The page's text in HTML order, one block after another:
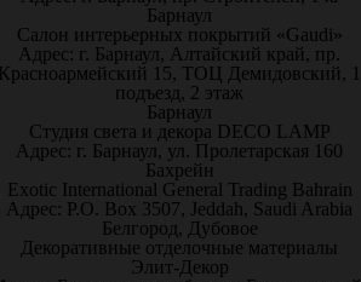
Барнаул
Салон интерьерных покрытий «Gaudi»
Адрес: г. Барнаул, Алтайский край, пр.
15, ТОЦ Демидовский, 1
подъезд, 2 этаж
Барнаул
Студия света и декора DECO LAMP
Адрес: г. Барнаул, ул. Пролетарская 160
Бахрейн
Exotic International General Trading Bahrain
Адрес: P.O. Box 3507, Jeddah, Saudi Arabia
Белгород, Дубовое
Декоративные отделочные материалы
Элит-Декор